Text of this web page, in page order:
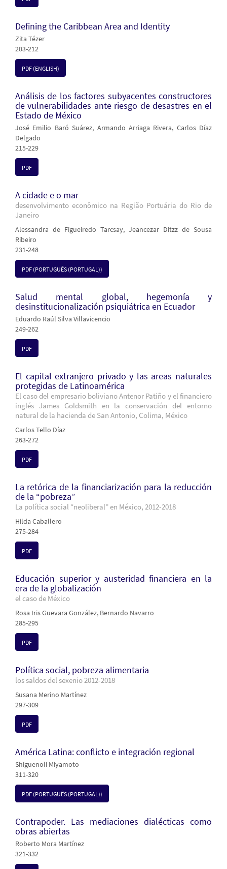
Defining the Caribbean Area and Identity
Zita Tézer
203-212
PDF (ENGLISH)
Análisis de los factores subyacentes constructores
de vulnerabilidades ante riesgo de desastres en el
Estado de México
José Emilio Baró Suárez, Armando Arriaga Rivera, Carlos Díaz
Delgado
215-229
PDF
A cidade e o mar
desenvolvimento econômico na Região Portuária do Rio de
Janeiro
Alessandra de Figueiredo Tarcsay, Jeancezar Ditzz de Sousa
Ribeiro
231-248
PDF (PORTUGUÊS (PORTUGAL))
Salud mental global, hegemonía y
desinstitucionalización psiquiátrica en Ecuador
Eduardo Raúl Silva Villavicencio
249-262
PDF
El capital extranjero privado y las areas naturales
protegidas de Latinoamérica
El caso del empresario boliviano Antenor Patiño y el financiero
inglés James Goldsmith en la conservación del entorno
natural de la hacienda de San Antonio, Colima, México
Carlos Tello Díaz
263-272
PDF
La retórica de la financiarización para la reducción
de la “pobreza”
La política social “neoliberal” en México, 2012-2018
Hilda Caballero
275-284
PDF
Educación superior y austeridad financiera en la
era de la globalización
el caso de México
Rosa Iris Guevara González, Bernardo Navarro
285-295
PDF
Política social, pobreza alimentaria
los saldos del sexenio 2012-2018
Susana Merino Martínez
297-309
PDF
América Latina: conflicto e integración regional
Shiguenoli Miyamoto
311-320
PDF (PORTUGUÊS (PORTUGAL))
Contrapoder. Las mediaciones dialécticas como
obras abiertas
Roberto Mora Martínez
321-332